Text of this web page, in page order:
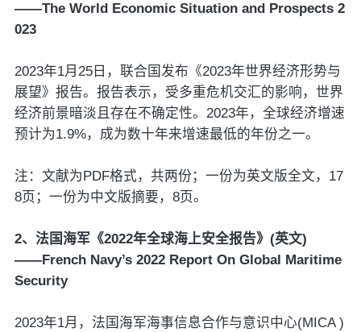
——The World Economic Situation and Prospects 2
023
2023年1月25日，联合国发布《2023年世界经济形势与
展望》报告。报告表示，受多重危机交汇的影响，世界
经济前景暗淡且存在不确定性。2023年，全球经济增速
预计为1.9%，成为数十年来增速最低的年份之一。
注：文献为PDF格式，共两份；一份为英文版全文，17
8页；一份为中文版摘要，8页。
2、法国海军《2022年全球海上安全报告》(英文)
——French Navy’s 2022 Report On Global Maritime
Security
2023年1月，法国海军海事信息合作与意识中心(MICA )